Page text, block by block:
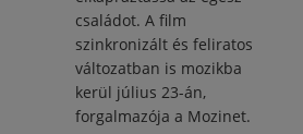
családot. A film
szinkronizált és feliratos
változatban is mozikba
kerül július 23-án,
forgalmazója a Mozinet.